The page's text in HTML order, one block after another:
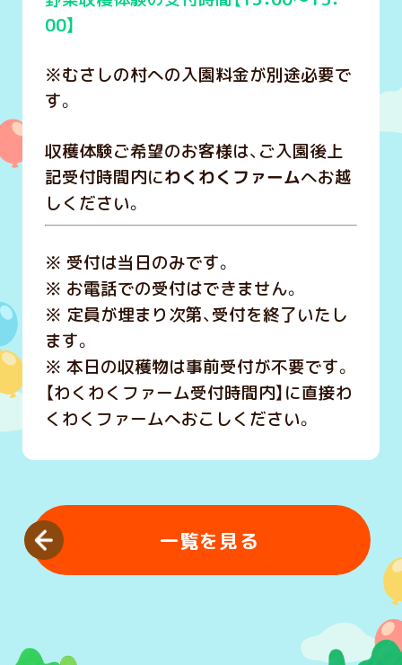
00】
※むさしの村への入園料金が別途必要で
す。
収穫体験ご希望のお客様は、ご入園後上
記受付時間内にわくわくファームへお越
しください。
※ 受付は当日のみです。
※ お電話での受付はできません。
※ 定員が埋まり次第、受付を終了いたし
ます。
※ 本日の収穫物は事前受付が不要です。
【わくわくファーム受付時間内】に直接わ
くわくファームへおこしください。
一覧を見る